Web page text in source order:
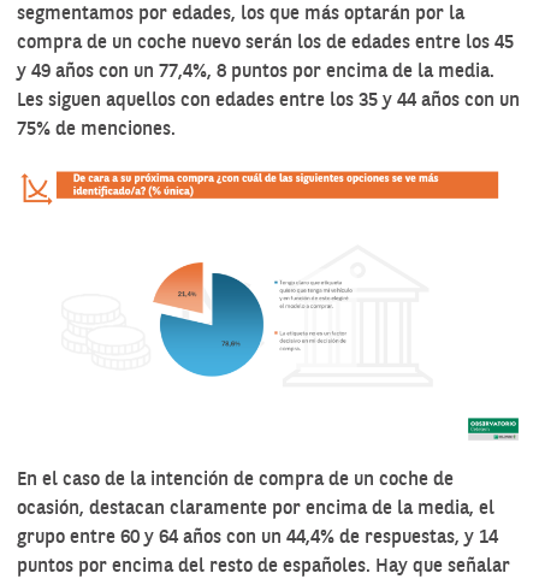
segmentamos por edades, los que más optarán por la
compra de un coche nuevo serán los de edades entre los 45
y 49 años con un 77,4%, 8 puntos por encima de la media.
Les siguen aquellos con edades entre los 35 y 44 años con un
75% de menciones.
En el caso de la intención de compra de un coche de
ocasión, destacan claramente por encima de la media, el
grupo entre 60 y 64 años con un 44,4% de respuestas, y 14
puntos por encima del resto de españoles. Hay que señalar